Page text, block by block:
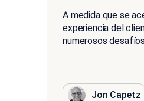
A medida que se
experiencia del
numerosos
Jon Capetz